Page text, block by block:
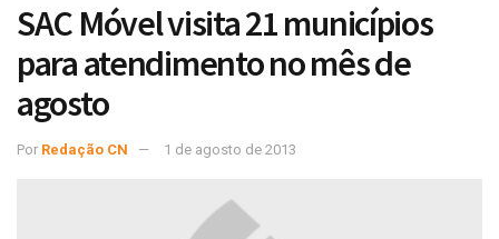
SAC Móvel visita 21 municípios
para atendimento no mês de
agosto
Por Redação CN 1 de agosto de 2013